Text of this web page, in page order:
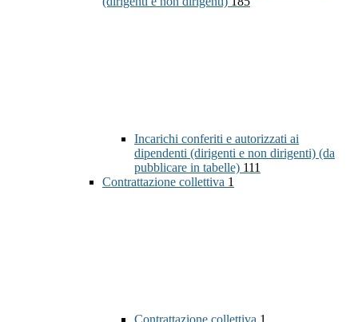
Incarichi conferiti e autorizzati ai
dipendenti (dirigenti e non dirigenti) (da
pubblicare in tabelle) 111
Contrattazione collettiva 1